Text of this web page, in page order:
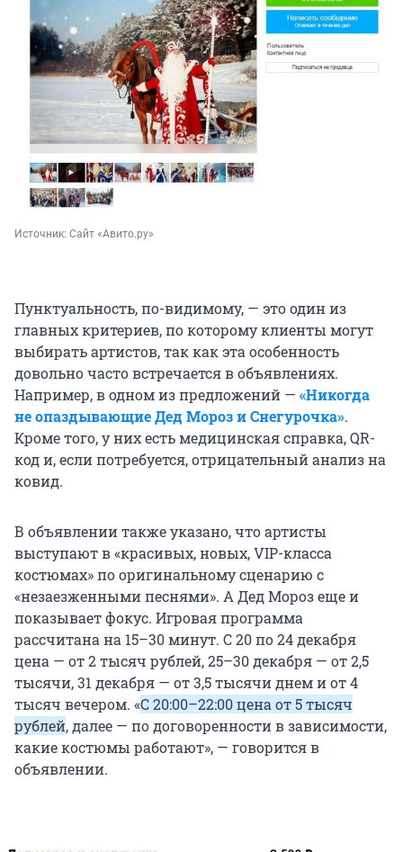
Источник: Сайт «Авито.ру»
Пунктуальность, по-видимому, — это один из
главных критериев, по которому клиенты могут
выбирать артистов, так как эта особенность
довольно часто встречается в объявлениях.
Например, в одном из предложений — «Никогда
не опаздывающие Дед Мороз и Снегурочка».
Кроме того, у них есть медицинская справка, QR-
код и, если потребуется, отрицательный анализ на
ковид.
В объявлении также указано, что артисты
выступают в «красивых, новых, VIP-класса
костюмах» по оригинальному сценарию с
«незаезженными песнями». А Дед Мороз еще и
показывает фокус. Игровая программа
рассчитана на 15–30 минут. С 20 по 24 декабря
цена — от 2 тысяч рублей, 25–30 декабря — от 2,5
тысячи, 31 декабря — от 3,5 тысячи днем и от 4
тысяч вечером. «С 20:00–22:00 цена от 5 тысяч
рублей, далее — по договоренности в зависимости,
какие костюмы работают», — говорится в
объявлении.